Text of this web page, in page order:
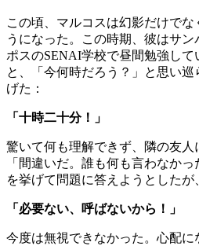
この頃、マルコスは幻影だけで
うになった。この時期、彼はサ
ポスのSENAI学校で昼間勉強し
と、「今何時だろう？」と思い
げた：
「十時二十分！」
驚いて何も理解できず、隣の友人
「間違いだ。誰も何も言わなか
を挙げて問題に答えようとしたが
「必要ない、呼ばないから！」
今度は無視できなかった。心配に